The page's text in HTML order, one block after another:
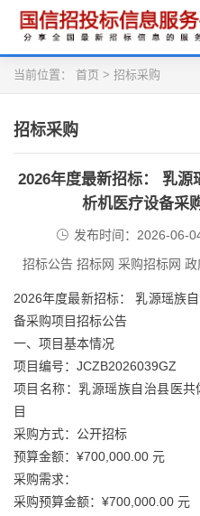
当前位置： 首页 > 招标采购
招标采购
2026年度最新招标： 乳源
析机医疗设备采
发布时间：2026-06-
招标公告 招标网 采购招标网
2026年度最新招标： 乳源瑶族
备采购项目招标公告
一、项目基本情况
项目编号：JCZB2026039GZ
项目名称：乳源瑶族自治县医
目
采购方式：公开招标
预算金额：¥700,000.00 元
采购需求：
采购预算金额：¥700,000.00 元